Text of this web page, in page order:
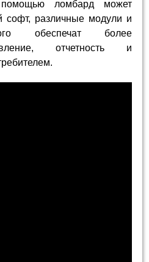
ломбард может
софт, различные модули и
обеспечат более
отчетность и